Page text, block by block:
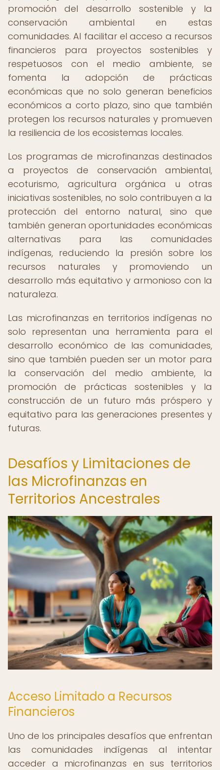
promoción del desarrollo sostenible y la
conservación ambiental en estas
comunidades. Al facilitar el acceso a recursos
financieros para proyectos sostenibles y
respetuosos con el medio ambiente, se
fomenta la adopción de prácticas
económicas que no solo generan beneficios
económicos a corto plazo, sino que también
protegen los recursos naturales y promueven
la resiliencia de los ecosistemas locales.
Los programas de microfinanzas destinados
a proyectos de conservación ambiental,
ecoturismo, agricultura orgánica u otras
iniciativas sostenibles, no solo contribuyen a la
protección del entorno natural, sino que
también generan oportunidades económicas
alternativas para las comunidades
indígenas, reduciendo la presión sobre los
recursos naturales y promoviendo un
desarrollo más equitativo y armonioso con la
naturaleza.
Las microfinanzas en territorios indígenas no
solo representan una herramienta para el
desarrollo económico de las comunidades,
sino que también pueden ser un motor para
la conservación del medio ambiente, la
promoción de prácticas sostenibles y la
construcción de un futuro más próspero y
equitativo para las generaciones presentes y
futuras.
Desafíos y Limitaciones de
las Microfinanzas en
Territorios Ancestrales
Acceso Limitado a Recursos
Financieros
Uno de los principales desafíos que enfrentan
las comunidades indígenas al intentar
acceder a microfinanzas en sus territorios